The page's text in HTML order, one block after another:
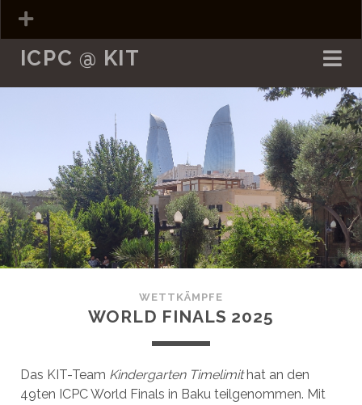
ICPC @ KIT
WETTKÄMPFE
WORLD FINALS 2025
Das KIT-Team Kindergarten Timelimithat an den
49ten ICPC World Finals in Baku teilgenommen. Mit